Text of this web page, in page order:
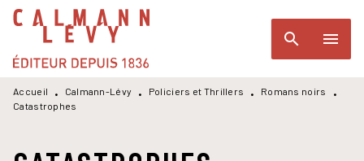
MENU RECHERCHE
PIED DE PAGE
search menu
Accueil • Calmann-Lévy • Policiers et Thrillers • Romans noirs
•
Catastrophes